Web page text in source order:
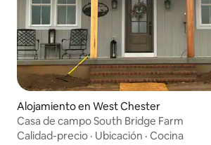
Alojamiento en West Chester
Casa de campo South Bridge Farm
Calidad-precio · Ubicación · Cocina